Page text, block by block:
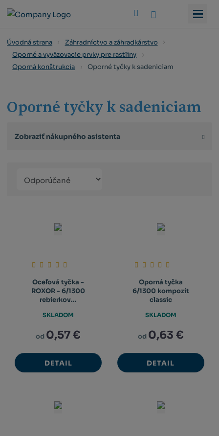
Úvodná strana
Záhradníctvo a záhradkárstvo
Oporné a vyväzovacie prvky pre rastliny
Oporná konštrukcia
Oporné tyčky k sadeniciam
Oporné tyčky k sadeniciam
Zobraziť nákupného asistenta
produktů
Oceľová tyčka -
ROXOR - 6/1300
rebierkov...
od 0,57 €
DETAIL
SKLADOM
Oporná tyčka
6/1300 kompozit
classic
od 0,63 €
DETAIL
SKLADOM